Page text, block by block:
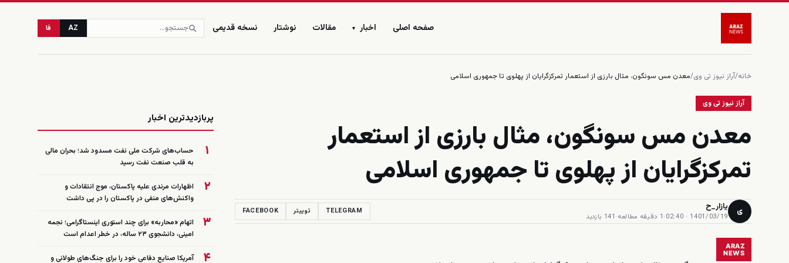
صفحه اصلی اخبار ▾ مقالات نوشتار نسخه قدیمی AZ فا
خانه/آراز نیوز تی وی/معدن مس سونگون، مثال بارزی از استعمار تمرکزگرایان از پهلوی تا جمهوری اسلامی
آراز نیوز تی وی
معدن مس سونگون، مثال بارزی از استعمار
تمرکزگرایان از پهلوی تا جمهوری اسلامی
ی یازار_ح
1401/03/19 · 02:40
·1 دقیقه مطالعه ·141 بازدید
TELEGRAM توییتر FACEBOOK
ARAZ
NEWS
پربازدیدترین اخبار
۱
حساب‌های شرکت ملی نفت مسدود شد؛ بحران مالی
به قلب صنعت نفت رسید
۲
اظهارات مرندی علیه پاکستان، موج انتقادات و
واکنش‌های منفی در پاکستان را در پی داشت
۳
اتهام «محاربه» برای چند استوری اینستاگرامی؛ نجمه
امینی، دانشجوی ۲۳ ساله، در خطر اعدام است
۴
آمریکا صنایع دفاعی خود را برای جنگ‌های طولانی و